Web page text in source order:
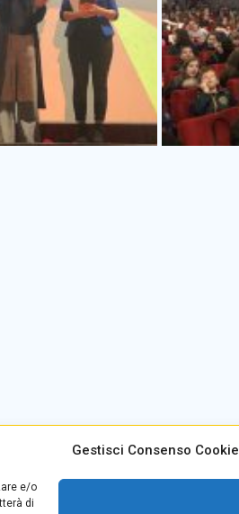
Gestisci Consenso Cookie
e/o
di
096520527